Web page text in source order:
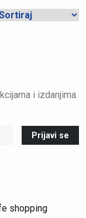
i izdanjima.
Prijavi se